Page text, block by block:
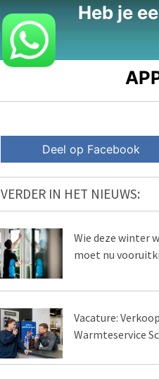
Heb je
Deel op Facebook
VERDER IN HET NIEUWS:
Wie deze winter
moet nu
Vacature:
Warmteservice